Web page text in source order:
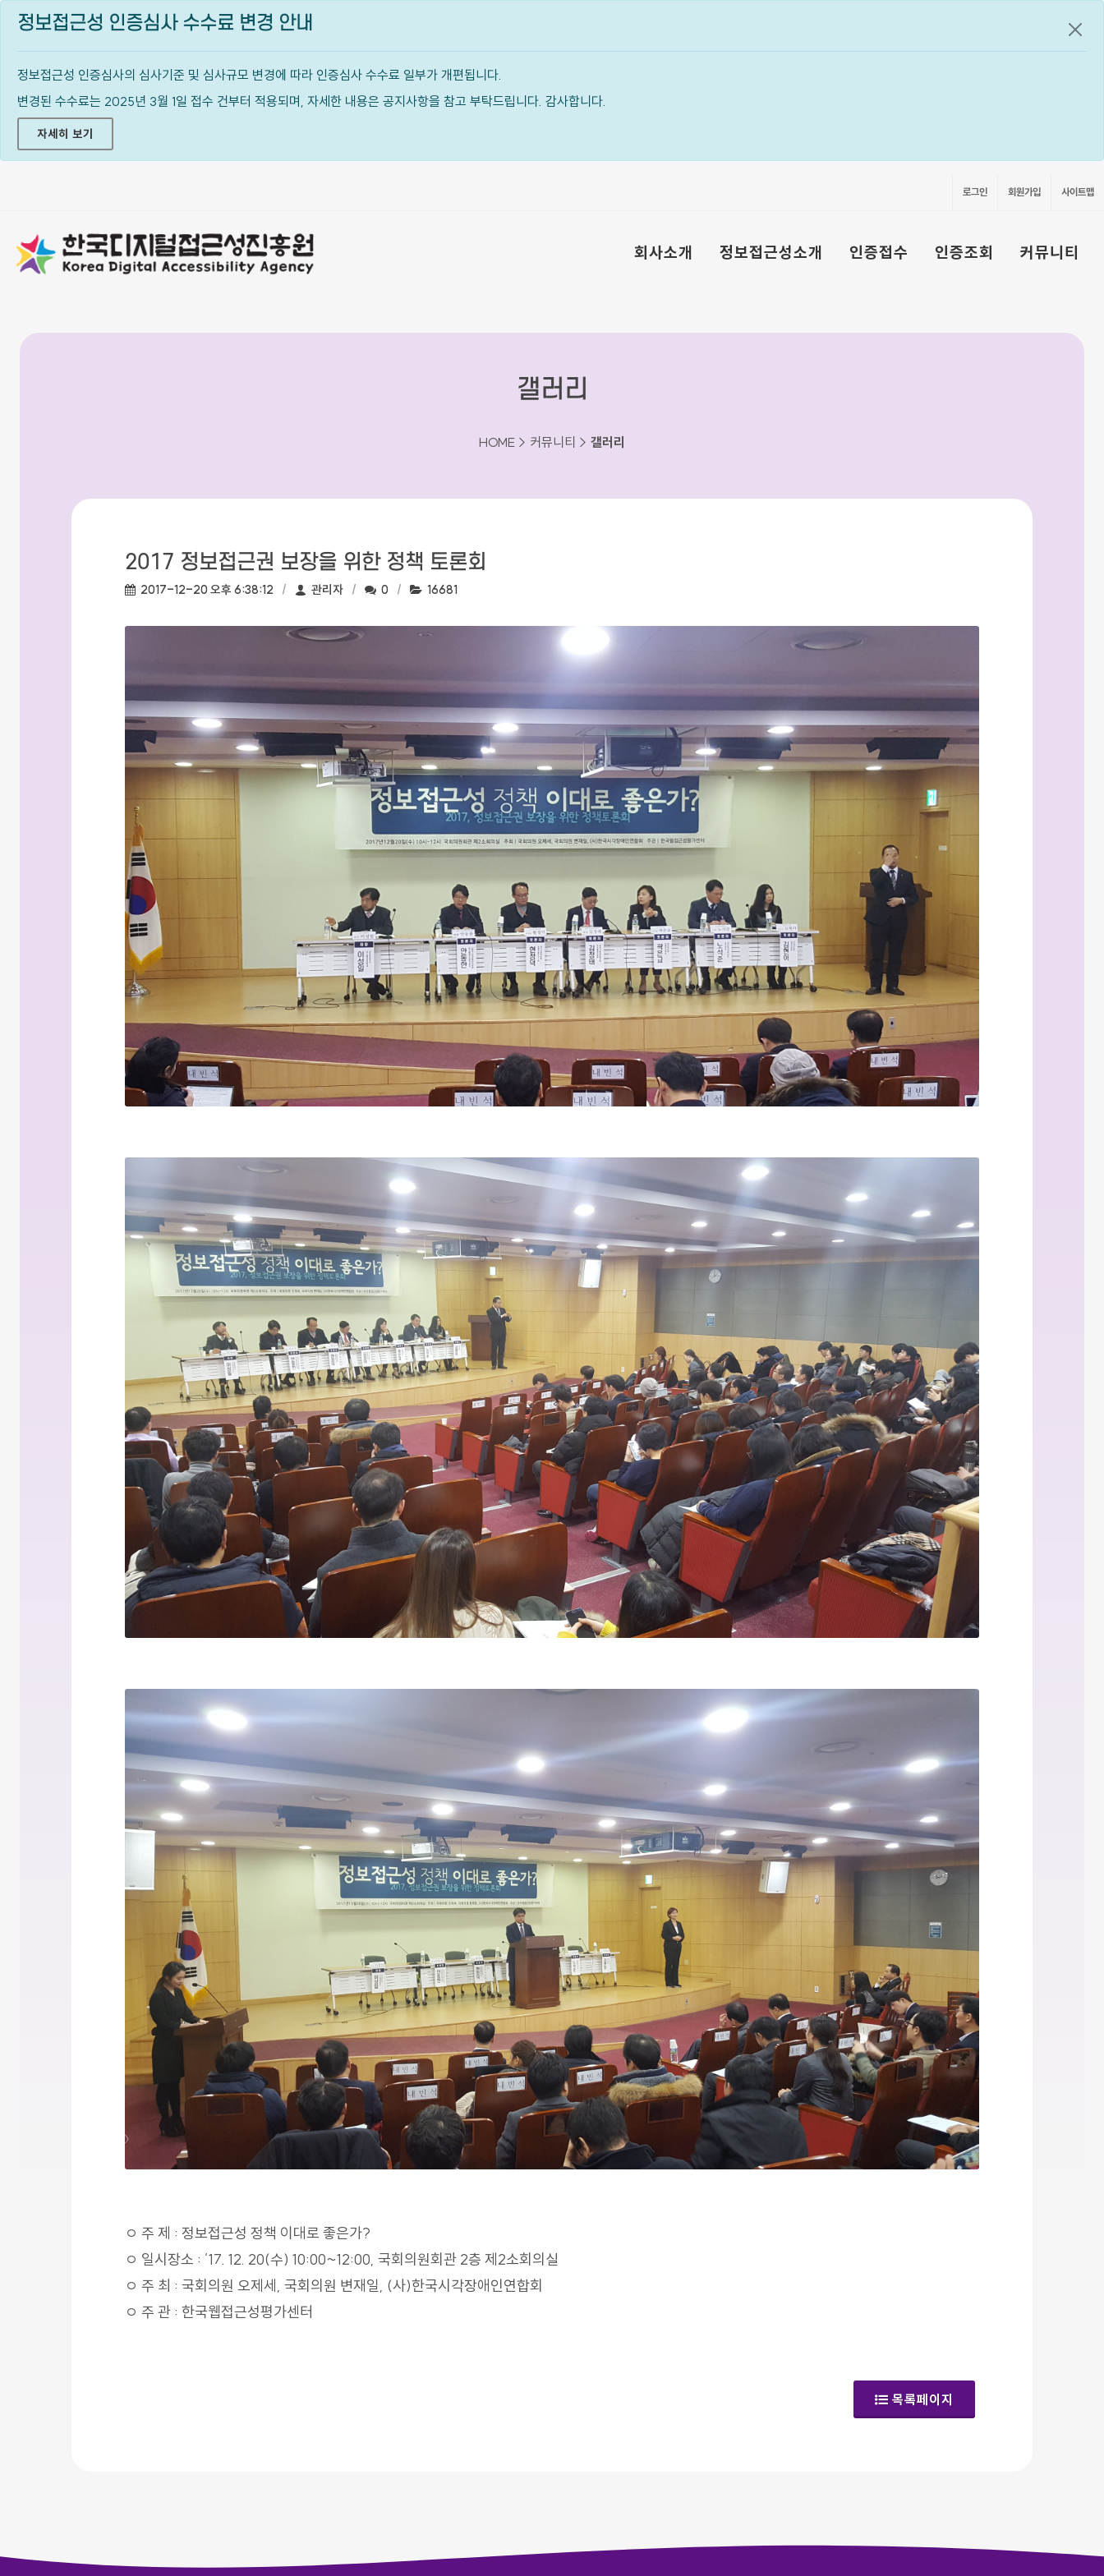
정보접근성 인증심사 수수료 변경 안내
정보접근성 인증심사의 심사기준 및 심사규모 변경에 따라 인증심사 수수료 일부가 개편됩니다.
변경된 수수료는 2025년 3월 1일 접수 건부터 적용되며, 자세한 내용은 공지사항을 참고 부탁드립니다. 감사합니다.
자세히 보기
공지
로그인 회원가입 사이트맵
회사소개 정보접근성소개 인증접수 인증조회 커뮤니티
갤러리
HOME > 커뮤니티 > 갤러리
2017 정보접근권 보장을 위한 정책 토론회
작성일:
2017-12-20 오후 6:38:12 작성자:
관리자 댓글수:
0 조회수:
16681
ㅇ 주 제 : 정보접근성 정책 이대로 좋은가?
ㅇ 일시장소 : ’17. 12. 20(수) 10:00~12:00, 국회의원회관 2층 제2소회의실
ㅇ 주 최 : 국회의원 오제세, 국회의원 변재일, (사)한국시각장애인연합회
ㅇ 주 관 : 한국웹접근성평가센터
(갤러리)
목록페이지